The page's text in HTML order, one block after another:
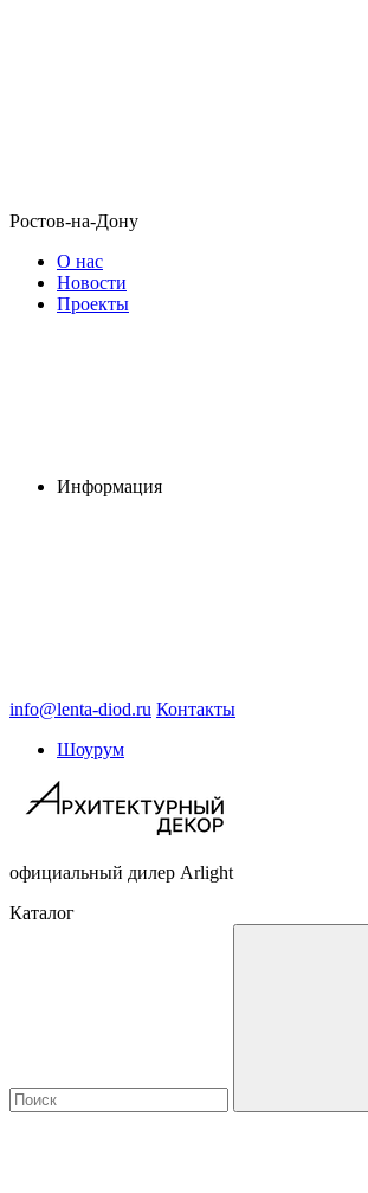
Ростов-на-Дону
О нас
Новости
Проекты
Информация
info@lenta-diod.ru Контакты
Шоурум
официальный дилер Arlight
Каталог